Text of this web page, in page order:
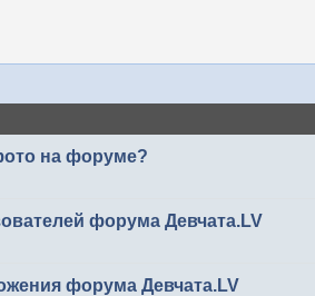
на форуме?
форума Девчата.LV
форума Девчата.LV